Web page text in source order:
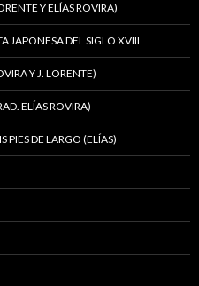
Y ELÍAS ROVIRA)
JAPONESA DEL SIGLO XVIII
Y J. LORENTE)
ELÍAS ROVIRA)
PIES DE LARGO (ELÍAS)